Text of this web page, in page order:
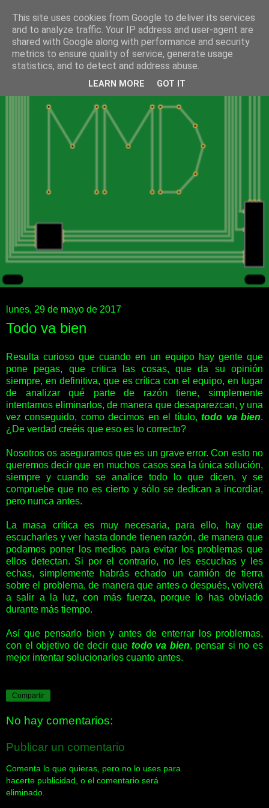
lunes, 29 de mayo de 2017
Todo va bien
Resulta curioso que cuando en un equipo hay gente que
pone pegas, que critica las cosas, que da su opinión
siempre, en definitiva, que es crítica con el equipo, en lugar
de analizar qué parte de razón tiene, simplemente
intentamos eliminarlos, de manera que desaparezcan, y una
vez conseguido, como decimos en el título,todo va bien.
¿De verdad creéis que eso es lo correcto?
Nosotros os aseguramos que es un grave error. Con esto no
queremos decir que en muchos casos sea la única solución,
siempre y cuando se analice todo lo que dicen, y se
compruebe que no es cierto y sólo se dedican a incordiar,
pero nunca antes.
La masa crítica es muy necesaria, para ello, hay que
escucharles y ver hasta donde tienen razón, de manera que
podamos poner los medios para evitar los problemas que
ellos detectan. Si por el contrario, no les escuchas y les
echas, simplemente habrás echado un camión de tierra
sobre el problema, de manera que antes o después, volverá
a salir a la luz, con más fuerza, porque lo has obviado
durante más tiempo.
Así que pensarlo bien y antes de enterrar los problemas,
con el objetivo de decir que todo va bien, pensar si no es
mejor intentar solucionarlos cuanto antes.
Compartir
No hay comentarios:
Publicar un comentario
Comenta lo que quieras, pero no lo uses para
hacerte publicidad, o el comentario será
eliminado.
This site uses cookies from Google to deliver its services
and to analyze traffic. Your IP address and user-agent are
shared with Google along with performance and security
metrics to ensure quality of service, generate usage
statistics, and to detect and address abuse.
LEARN MORE GOT IT